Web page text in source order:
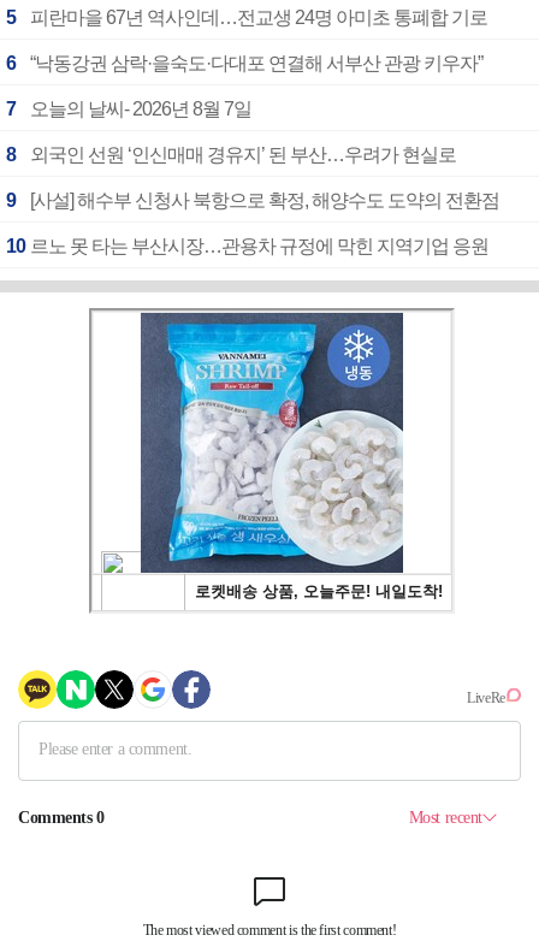
5 피란마을 67년 역사인데…전교생 24명 아미초 통폐합 기로
6 “낙동강권 삼락·을숙도·다대포 연결해 서부산 관광 키우자”
7 오늘의 날씨- 2026년 8월 7일
8 외국인 선원 ‘인신매매 경유지’ 된 부산…우려가 현실로
9 [사설] 해수부 신청사 북항으로 확정, 해양수도 도약의 전환점
10 르노 못 타는 부산시장…관용차 규정에 막힌 지역기업 응원